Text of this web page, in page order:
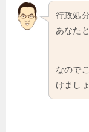
行政処
あなた
なので
けまし